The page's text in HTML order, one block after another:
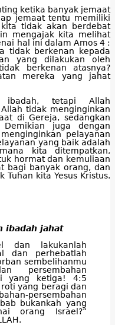
ketika banyak jemaat
jemaat tentu memiliki
tidak akan berdebat
mengajak kita melihat
hal ini dalam Amos 4 :
tidak berkenan kepada
yang dilakukan oleh
berkenan atasnya?
mereka yang jahat
ibadah, tetapi Allah
tidak menginginkan
di Gereja, sedangkan
juga dengan
pelayanan
yang baik adalah
kita ditempatkan,
hormat dan kemuliaan
bagi banyak orang, dan
kita Yesus Kristus.
ibadah jahat
dan lakukanlah
dan perhebatlah
sembelihanmu
persembahan
yang ketiga! 4:5
yang beragi dan
persembahan
bukankah yang
orang Israel?”